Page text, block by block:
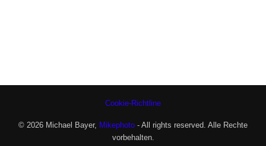
Cookie-Richtline
© 2026 Michael Bayer, Mikephoto - All rights reserved. Alle Rechte
vorbehalten.